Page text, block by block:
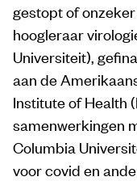
gestopt of
hoogleraar
Universiteit),
aan de
Institute of Health
samenwerkingen
Columbia
voor covid en